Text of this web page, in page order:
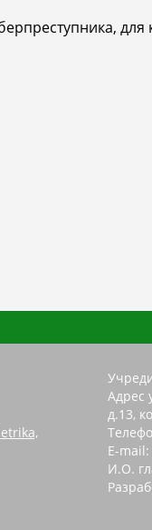
Адрес
д.13,
E-
И.О.